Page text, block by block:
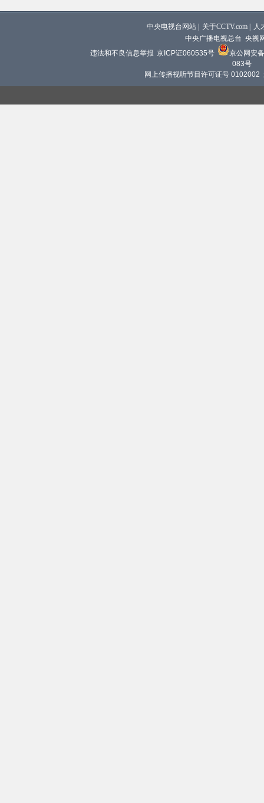
中央电视台网站 关于CCTV.com
人
中央广播电视总台 央视
违法和不良信息举报 京ICP证060535号
京公网安
083号
网上传播视听节目许可证号